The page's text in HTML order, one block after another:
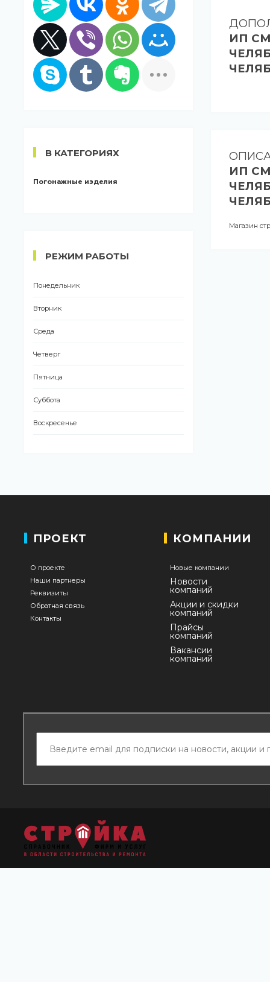
В КАТЕГОРИЯХ
Погонажные изделия
РЕЖИМ РАБОТЫ
Понедельник
Вторник
Среда
Четверг
Пятница
Суббота
Воскресенье
ИП
ИП
Магазин
ПРОЕКТ
О проекте
Наши партнеры
Реквизиты
Обратная связь
Контакты
КОМПАНИИ
Новые компании
Новости
компаний
Акции и скидки
компаний
Прайсы
компаний
Вакансии
компаний